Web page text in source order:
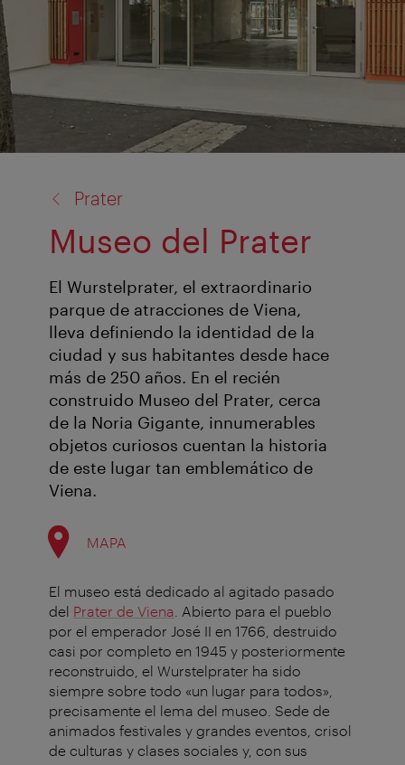
Prater
Museo del Prater
El Wurstelprater, el extraordinario
parque de atracciones de Viena,
lleva definiendo la identidad de la
ciudad y sus habitantes desde hace
más de 250 años. En el recién
construido Museo del Prater, cerca
de la Noria Gigante, innumerables
objetos curiosos cuentan la historia
de este lugar tan emblemático de
Viena.
MAPA
El museo está dedicado al agitado pasado
del Prater de Viena . Abierto para el pueblo
por el emperador José II en 1766, destruido
casi por completo en 1945 y posteriormente
reconstruido, el Wurstelprater ha sido
siempre sobre todo «un lugar para todos»,
precisamente el lema del museo. Sede de
animados festivales y grandes eventos, crisol
de culturas y clases sociales y, con sus